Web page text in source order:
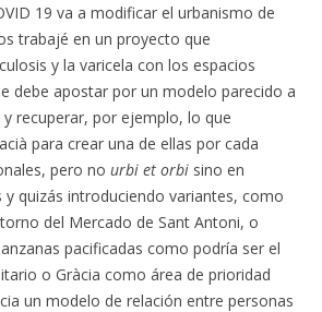
19 va a modificar el urbanismo de
trabajé en un proyecto que
y la varicela con los espacios
debe apostar por un modelo parecido a
recuperar, por ejemplo, lo que
para crear una de ellas por cada
pero no urbi et orbi sino en
quizás introduciendo variantes, como
del Mercado de Sant Antoni, o
pacificadas como podría ser el
o Gràcia como área de prioridad
un modelo de relación entre personas